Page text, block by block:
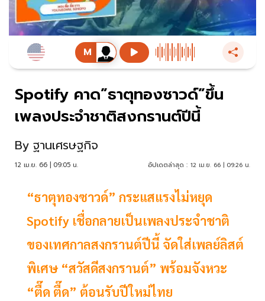
Spotify คาด”ธาตุทองซาวด์”ขึ้น
เพลงประจำชาติสงกรานต์ปีนี้
By ฐานเศรษฐกิจ
12 เม.ย. 66 | 09:05 น. อัปเดตล่าสุด : 12 เม.ย. 66 | 09:26 น.
“ธาตุทองซาวด์” กระแสแรงไม่หยุด
Spotify เชื่อกลายเป็นเพลงประจำชาติ
ของเทศกาลสงกรานต์ปีนี้ จัดใส่เพลย์ลิสต์
พิเศษ “สวัสดีสงกรานต์” พร้อมจังหวะ
“ตื๊ด ตื๊ด” ต้อนรับปีใหม่ไทย